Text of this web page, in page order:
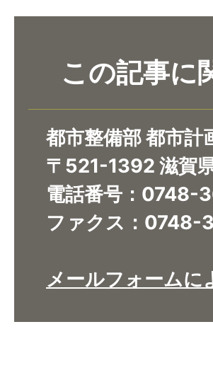
この記事に
都市整備部 都市計
〒521-1392 滋賀
電話番号：0748-
ファクス：
メールフォームに